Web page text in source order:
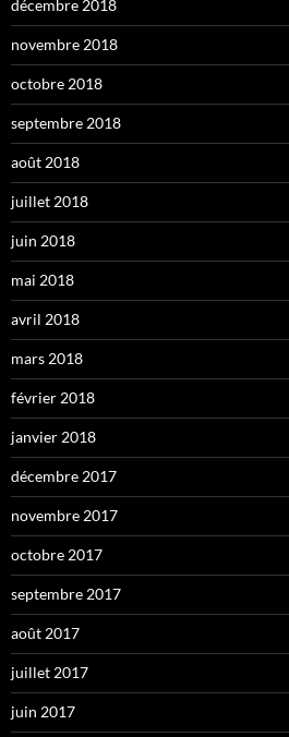
décembre 2018
novembre 2018
octobre 2018
septembre 2018
août 2018
juillet 2018
juin 2018
mai 2018
avril 2018
mars 2018
février 2018
janvier 2018
décembre 2017
novembre 2017
octobre 2017
septembre 2017
août 2017
juillet 2017
juin 2017